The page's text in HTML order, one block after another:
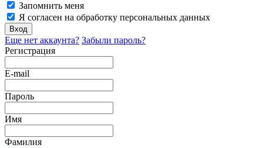
Запомнить меня
Я согласен на обработку персональных данных
Вход
Еще нет аккаунта? Забыли пароль?
Регистрация
E-mail
Пароль
Имя
Фамилия